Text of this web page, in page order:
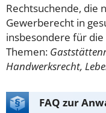
Rechtsuchende, die
Gewerberecht in
insbesondere für
Themen:
Handwerksrecht,
FAQ zur